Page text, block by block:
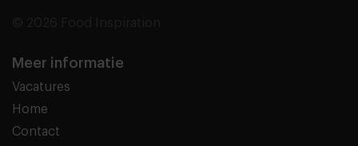
Meer informatie
Vacatures
Home
Contact